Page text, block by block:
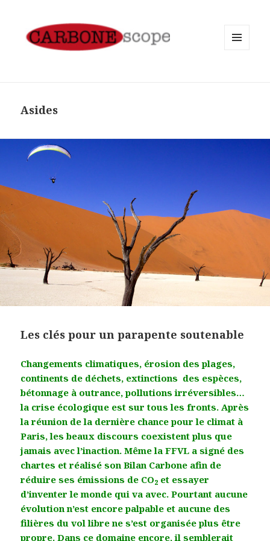
Asides
Les clés pour un parapente soutenable
Changements climatiques, érosion des plages,
continents de déchets, extinctions des espèces,
bétonnage à outrance, pollutions irréversibles…
la crise écologique est sur tous les fronts. Après
la réunion de la dernière chance pour le climat à
Paris, les beaux discours coexistent plus que
jamais avec l’inaction. Même la FFVL a signé des
chartes et réalisé son Bilan Carbone afin de
réduire ses émissions de CO2 et essayer
d’inventer le monde qui va avec. Pourtant aucune
évolution n’est encore palpable et aucune des
filières du vol libre ne s’est organisée plus être
propre. Dans ce domaine encore, il semblerait